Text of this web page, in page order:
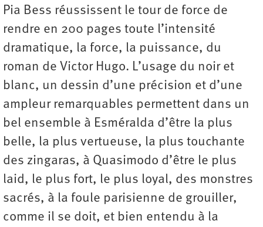
Pia Bess réussissent le tour de force de
rendre en 200 pages toute l’intensité
dramatique, la force, la puissance, du
roman de Victor Hugo. L’usage du noir et
blanc, un dessin d’une précision et d’une
ampleur remarquables permettent dans un
bel ensemble à Esméralda d’être la plus
belle, la plus vertueuse, la plus touchante
des zingaras, à Quasimodo d’être le plus
laid, le plus fort, le plus loyal, des monstres
sacrés, à la foule parisienne de grouiller,
comme il se doit, et bien entendu à la